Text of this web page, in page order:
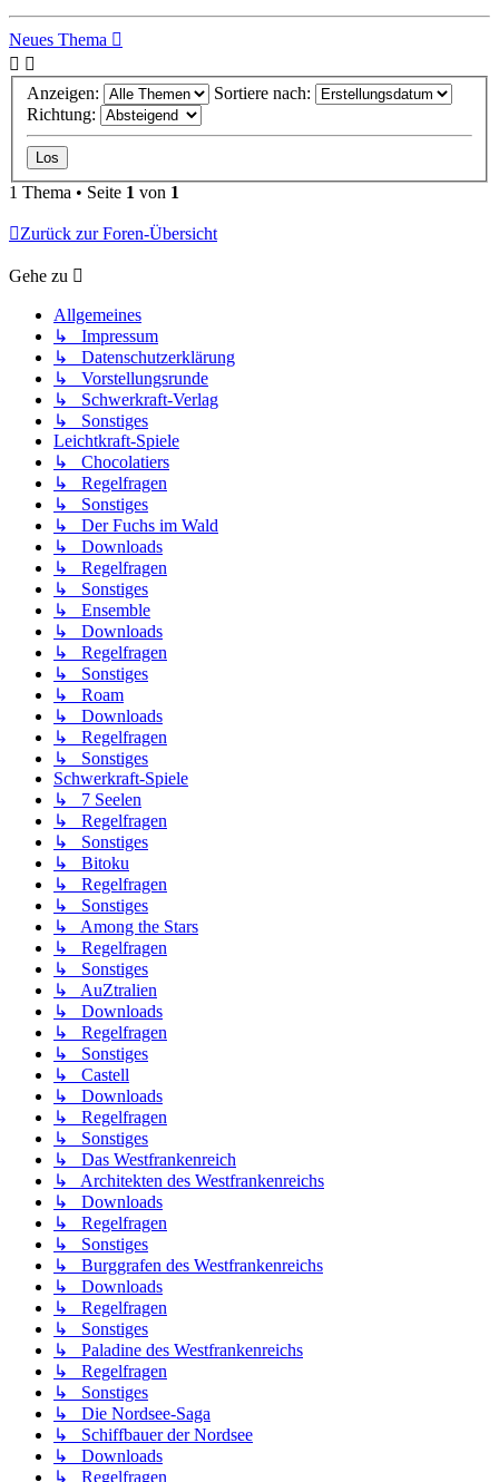
Neues Thema
Anzeigen:
Sortiere nach:
Richtung:
1 Thema • Seite 1 von 1
Zurück zur Foren-Übersicht
Gehe zu
Allgemeines
↳ Impressum
↳ Datenschutzerklärung
↳ Vorstellungsrunde
↳ Schwerkraft-Verlag
↳ Sonstiges
Leichtkraft-Spiele
↳ Chocolatiers
↳ Regelfragen
↳ Sonstiges
↳ Der Fuchs im Wald
↳ Downloads
↳ Regelfragen
↳ Sonstiges
↳ Ensemble
↳ Downloads
↳ Regelfragen
↳ Sonstiges
↳ Roam
↳ Downloads
↳ Regelfragen
↳ Sonstiges
Schwerkraft-Spiele
↳ 7 Seelen
↳ Regelfragen
↳ Sonstiges
↳ Bitoku
↳ Regelfragen
↳ Sonstiges
↳ Among the Stars
↳ Regelfragen
↳ Sonstiges
↳ AuZtralien
↳ Downloads
↳ Regelfragen
↳ Sonstiges
↳ Castell
↳ Downloads
↳ Regelfragen
↳ Sonstiges
↳ Das Westfrankenreich
↳ Architekten des Westfrankenreichs
↳ Downloads
↳ Regelfragen
↳ Sonstiges
↳ Burggrafen des Westfrankenreichs
↳ Downloads
↳ Regelfragen
↳ Sonstiges
↳ Paladine des Westfrankenreichs
↳ Regelfragen
↳ Sonstiges
↳ Die Nordsee-Saga
↳ Schiffbauer der Nordsee
↳ Downloads
↳ Regelfragen